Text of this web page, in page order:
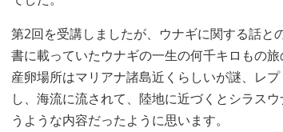
第2回を受講しましたが、ウナギに関する話
書に載っていたウナギの一生の何千キロもの旅
産卵場所はマリアナ諸島近くらしいが謎、レ
し、海流に流されて、陸地に近づくとシラス
うような内容だったように思います。